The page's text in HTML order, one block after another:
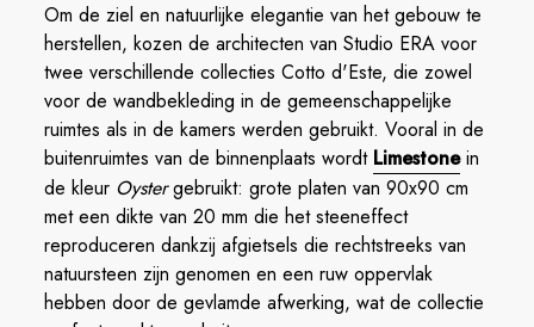
Om de ziel en natuurlijke elegantie van het gebouw te
herstellen, kozen de architecten van Studio ERA voor
twee verschillende collecties Cotto d'Este, die zowel
voor de wandbekleding in de gemeenschappelijke
ruimtes als in de kamers werden gebruikt. Vooral in de
buitenruimtes van de binnenplaats wordt Limestonein
de kleur Oystergebruikt: grote platen van 90x90 cm
met een dikte van 20 mm die het steeneffect
reproduceren dankzij afgietsels die rechtstreeks van
natuursteen zijn genomen en een ruw oppervlak
hebben door de gevlamde afwerking, wat de collectie